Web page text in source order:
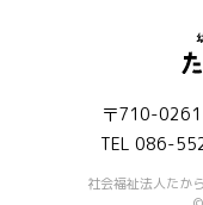
〒710-0261
TEL 086-
社会福祉法人たか